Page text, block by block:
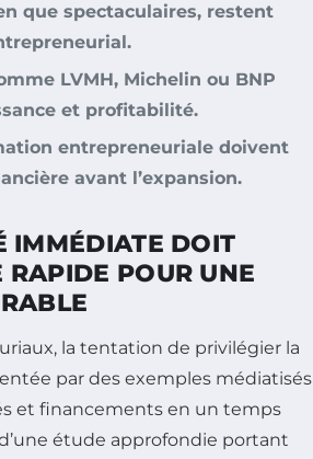
que spectaculaires, restent
LVMH, Michelin ou BNP
et profitabilité.
entrepreneuriale doivent
avant l’expansion.
IMMÉDIATE DOIT
RAPIDE POUR UNE
la tentation de privilégier la
par des exemples médiatisés
et financements en un temps
étude approfondie portant